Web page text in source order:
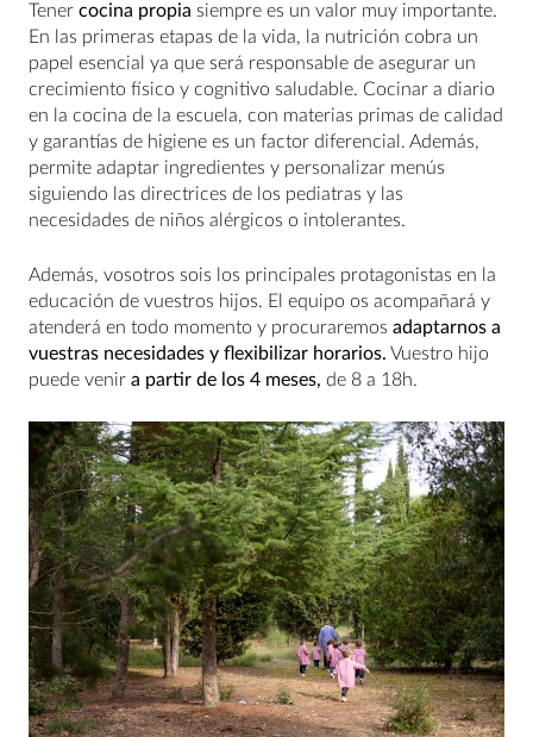
Tener cocina propia siempre es un valor muy importante.
En las primeras etapas de la vida, la nutrición cobra un
papel esencial ya que será responsable de asegurar un
crecimiento físico y cognitivo saludable. Cocinar a diario
en la cocina de la escuela, con materias primas de calidad
y garantías de higiene es un factor diferencial. Además,
permite adaptar ingredientes y personalizar menús
siguiendo las directrices de los pediatras y las
necesidades de niños alérgicos o intolerantes.
Además, vosotros sois los principales protagonistas en la
educación de vuestros hijos. El equipo os acompañará y
atenderá en todo momento y procuraremos adaptarnos a
vuestras necesidades y flexibilizar horarios. Vuestro hijo
puede venir a partir de los 4 meses, de 8 a 18h.